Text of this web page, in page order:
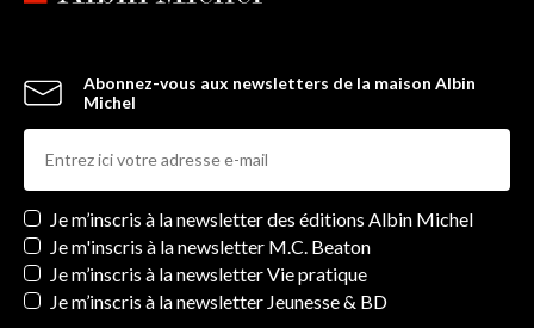
Abonnez-vous aux newsletters de la maison Albin
Michel
Newsletters
Je m’inscris à la newsletter des éditions Albin Michel
Je m'inscris à la newsletter M.C. Beaton
Je m’inscris à la newsletter Vie pratique
Je m’inscris à la newsletter Jeunesse & BD